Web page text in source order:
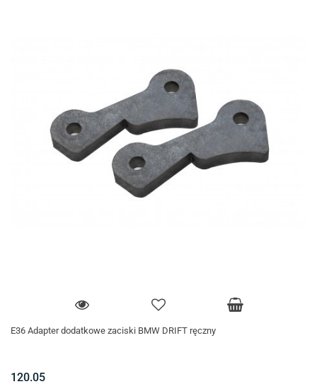
E36 Adapter dodatkowe zaciski BMW DRIFT ręczny
120.05